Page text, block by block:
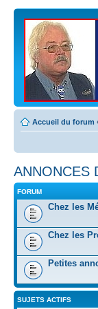
Accueil du forum ‹
ANNONCES
FORUM
Chez les
Chez les
Petites
SUJETS ACTIFS